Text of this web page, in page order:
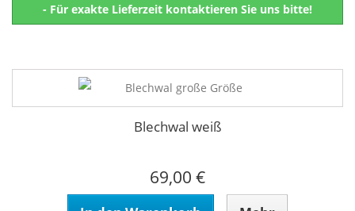
- Für exakte Lieferzeit kontaktieren Sie uns bitte!
Blechwal weiß
69,00 €